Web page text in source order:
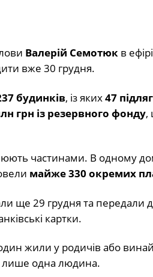
Валерій Семотюкв
вже 30 грудня.
будинків, із яких47
грн із резервного фонду,
частинами. В одному
майже 330 окремих
ще 29 грудня та передали
картки.
жили у родичів або
лише одна людина.